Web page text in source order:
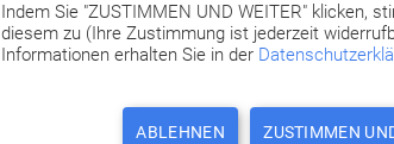
Vertrauensverhältnis als
und Weitergabe fremder Daten wegen der
schwerwiegenden Verstoß gegen die
Beweggründen, die im Kirchenasyl
Indem Sie "ZUSTIMMEN UND WEITER" klicken,
diesem zu (Ihre Zustimmung ist jederzeit
Informationen erhalten Sie in der
ABLEHNEN ZUSTIMMEN